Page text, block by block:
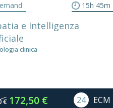
15h 45m
e Intelligenza
clinica
€ 172,50 € 24 ECM